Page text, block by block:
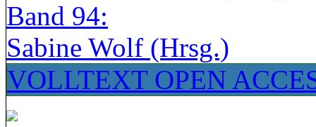
Band 94:
Sabine Wolf (Hrsg.)
VOLLTEXT OPEN